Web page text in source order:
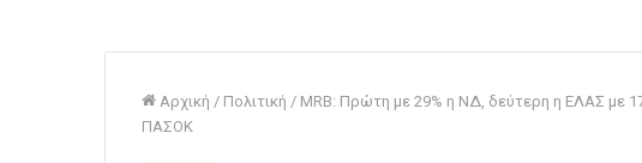
Αρχική / Πολιτική / MRB: Πρώτη με 29% η ΝΔ, δεύτερη η ΕΛΑΣ με
ΠΑΣΟΚ